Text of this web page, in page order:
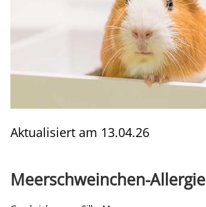
Aktualisiert am 13.04.26
Meerschweinchen-Allergie